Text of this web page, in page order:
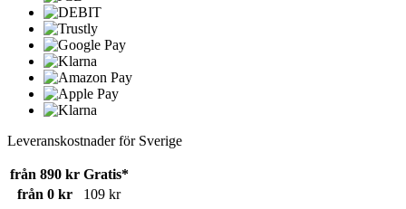
Leveranskostnader för Sverige
från 890 kr Gratis*
från 0 kr
109 kr